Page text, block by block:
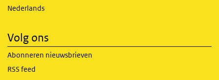
Nederlands
Volg ons
Abonneren nieuwsbrieven
RSS feed